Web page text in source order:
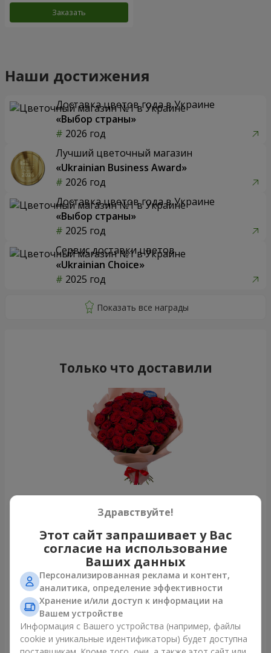
Заказать
Наши достижения
Доставка цветов года в Украине
«Выбор страны»
2026 год
Лучший цветочный магазин
«Ukrainian Business Award»
2026 год
Доставка цветов года в Украине
«Выбор страны»
2025 год
Сервис доставки цветов
«Ukrainian Choice»
2025 год
Только что доставили
Букет из 35 красных роз
Фотогалерея
Здравствуйте!
Этот сайт запрашивает у Вас
согласие на использование
Ваших данных
Персонализированная реклама и контент,
аналитика, определение эффективности
Хранение и/или доступ к информации на
Вашем устройстве
Информация с Вашего устройства (например, файлы
cookie и уникальные идентификаторы) будет доступна